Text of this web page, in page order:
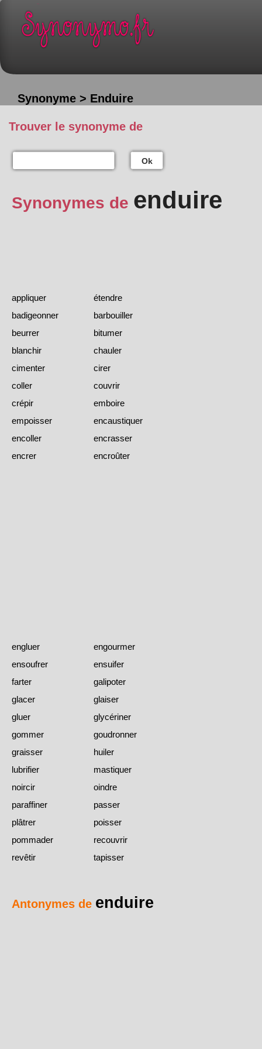
Synonyme > Enduire
Trouver le synonyme de
Ok
Synonymes de enduire
appliquer
étendre
badigeonner
barbouiller
beurrer
bitumer
blanchir
chauler
cimenter
cirer
coller
couvrir
crépir
emboire
empoisser
encaustiquer
encoller
encrasser
encrer
encroûter
engluer
engourmer
ensoufrer
ensuifer
farter
galipoter
glacer
glaiser
gluer
glycériner
gommer
goudronner
graisser
huiler
lubrifier
mastiquer
noircir
oindre
paraffiner
passer
plâtrer
poisser
pommader
recouvrir
revêtir
tapisser
Antonymes de enduire